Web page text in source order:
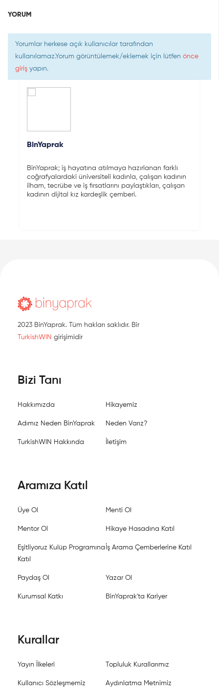
YORUM
Yorumlar herkese açık kullanıcılar tarafından
kullanılamaz.Yorum görüntülemek/eklemek için lütfen önce
giriş yapın.
BinYaprak
BinYaprak; iş hayatına atılmaya hazırlanan farklı
coğrafyalardaki üniversiteli kadınla, çalışan kadının
ilham, tecrübe ve iş fırsatlarını paylaştıkları, çalışan
kadının dijital kız kardeşlik çemberi.
2023 BinYaprak. Tüm hakları saklıdır. Bir
TurkishWIN girişimidir
Bizi Tanı
Hakkımızda Hikayemiz
Adımız Neden BinYaprak Neden Varız?
TurkishWIN Hakkında İletişim
Aramıza Katıl
Üye Ol Menti Ol
Mentor Ol Hikaye Hasadına Katıl
Eşitliyoruz Kulüp Programına
Katıl
İş Arama Çemberlerine Katıl
Paydaş Ol Yazar Ol
Kurumsal Katkı BinYaprak'ta Kariyer
Kurallar
Yayın İlkeleri Topluluk Kurallarımız
Kullanıcı Sözleşmemiz Aydınlatma Metnimiz